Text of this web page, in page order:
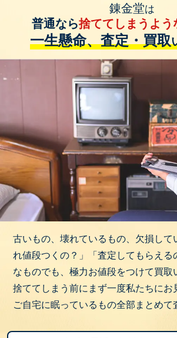
錬金堂は
普通なら捨ててしまうよう
一生懸命、査定・買取
古いもの、壊れているもの、欠損して
れ値段つくの？」「査定してもらえる
なものでも、極力お値段をつけて買取
捨ててしまう前にまず一度私たちにお
ご自宅に眠っているもの全部まとめて